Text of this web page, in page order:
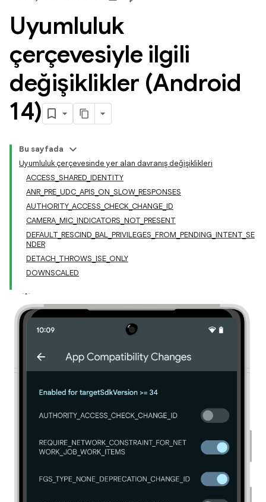
Uyumluluk
çerçevesiyle ilgili
değişiklikler (Android
14)
Bu sayfada
Uyumluluk çerçevesinde yer alan davranış değişiklikleri
ACCESS_SHARED_IDENTITY
ANR_PRE_UDC_APIS_ON_SLOW_RESPONSES
AUTHORITY_ACCESS_CHECK_CHANGE_ID
CAMERA_MIC_INDICATORS_NOT_PRESENT
DEFAULT_RESCIND_BAL_PRIVILEGES_FROM_PENDING_INTENT_SE
NDER
DETACH_THROWS_ISE_ONLY
DOWNSCALED